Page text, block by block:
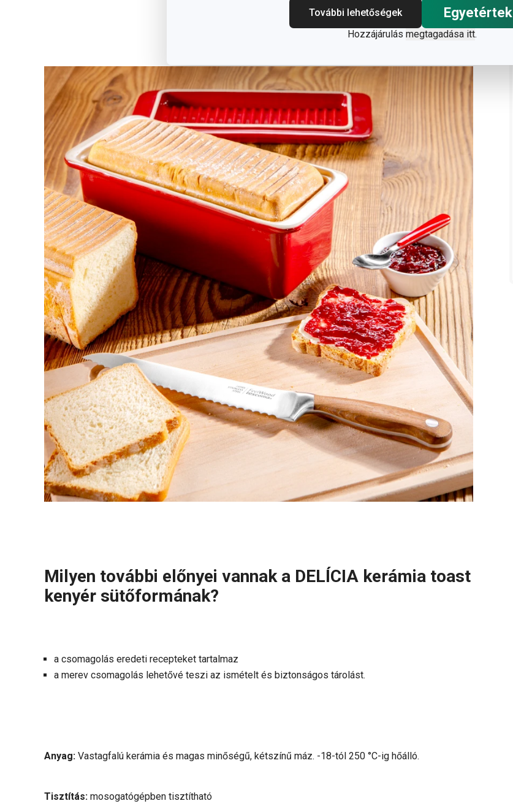
További lehetőségek
Egyetértek
Hozzájárulás megtagadása itt.
Milyen további előnyei vannak a DELÍCIA kerámia toast
kenyér sütőformának?
a csomagolás eredeti recepteket tartalmaz
a merev csomagolás lehetővé teszi az ismételt és biztonságos tárolást.
Anyag: Vastagfalú kerámia és magas minőségű, kétszínű máz. -18-tól 250 °C-ig hőálló.
Tisztítás: mosogatógépben tisztítható